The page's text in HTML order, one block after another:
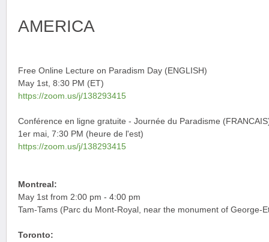
AMERICA
Free Online Lecture on Paradism Day (ENGLISH)
May 1st, 8:30 PM (ET)
https://zoom.us/j/138293415
Conférence en ligne gratuite - Journée du Paradisme
1er mai, 7:30 PM (heure de l'est)
https://zoom.us/j/138293415
Montreal:
May 1st from 2:00 pm - 4:00 pm
Tam-Tams (Parc du Mont-Royal, near the monument of George-
Toronto: